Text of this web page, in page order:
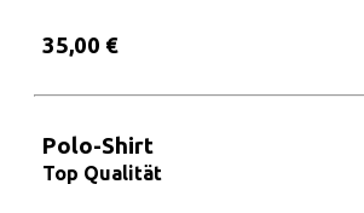
35,00 €
Polo-Shirt
Top Qualität